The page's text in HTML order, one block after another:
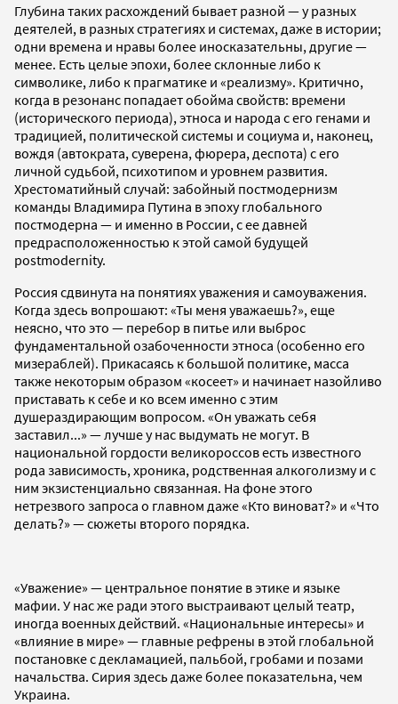
Глубина таких расхождений бывает разной — у разных
деятелей, в разных стратегиях и системах, даже в истории;
одни времена и нравы более иносказательны, другие —
менее. Есть целые эпохи, более склонные либо к
символике, либо к прагматике и «реализму». Критично,
когда в резонанс попадает обойма свойств: времени
(исторического периода), этноса и народа с его генами и
традицией, политической системы и социума и, наконец,
вождя (автократа, суверена, фюрера, деспота) с его
личной судьбой, психотипом и уровнем развития.
Хрестоматийный случай: забойный постмодернизм
команды Владимира Путина в эпоху глобального
постмодерна — и именно в России, с ее давней
предрасположенностью к этой самой будущей
postmodernity.
Россия сдвинута на понятиях уважения и самоуважения.
Когда здесь вопрошают: «Ты меня уважаешь?», еще
неясно, что это — перебор в питье или выброс
фундаментальной озабоченности этноса (особенно его
мизераблей). Прикасаясь к большой политике, масса
также некоторым образом «косеет» и начинает назойливо
приставать к себе и ко всем именно с этим
душераздирающим вопросом. «Он уважать себя
заставил...» — лучше у нас выдумать не могут. В
национальной гордости великороссов есть известного
рода зависимость, хроника, родственная алкоголизму и с
ним экзистенциально связанная. На фоне этого
нетрезвого запроса о главном даже «Кто виноват?» и «Что
делать?» — сюжеты второго порядка.
«Уважение» — центральное понятие в этике и языке
мафии. У нас же ради этого выстраивают целый театр,
иногда военных действий. «Национальные интересы» и
«влияние в мире» — главные рефрены в этой глобальной
постановке с декламацией, пальбой, гробами и позами
начальства. Сирия здесь даже более показательна, чем
Украина.